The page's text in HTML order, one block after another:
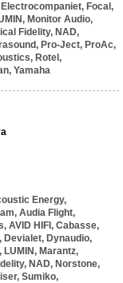
Electrocompaniet, Focal,
Monitor Audio,
Fidelity, NAD,
Pro-Ject, ProAc,
Rotel,
Yamaha
Energy,
Audia Flight,
AVID HIFI, Cabasse,
Devialet, Dynaudio,
LUMIN, Marantz,
NAD, Norstone,
Sumiko,